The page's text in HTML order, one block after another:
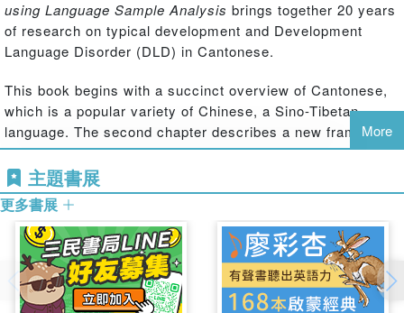
using Language Sample Analysis brings together 20 years
of research on typical development and Development
Language Disorder (DLD) in Cantonese.
This book begins with a succinct overview of Cantonese,
which is a popular variety of Chinese, a Sino-Tibetan
language. The second chapter describes a new framework
of the Grammatical Analysis of Cantonese Samples
(GACS), which is developed on the basis of functionalist
and usage-based theories of language and language
development. The third chapter reports on a quantitative
analysis, as well as a qualitative description of the
development of Cantonese in preschool children using the
GACS framework. The book ends with a chapter that
presents the linguistic profile of a Cantonese-speaking
More
主題書展
更多書展